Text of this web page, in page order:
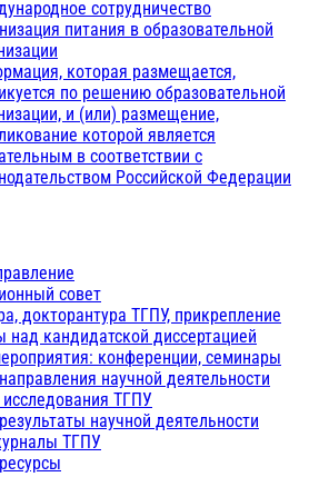
сотрудничество
питания в образовательной
которая размещается,
по решению образовательной
и (или) размещение,
которой является
в соответствии с
Российской Федерации
совет
докторантура ТГПУ, прикрепление
над кандидатской диссертацией
конференции, семинары
научной деятельности
ТГПУ
научной деятельности
ТГПУ